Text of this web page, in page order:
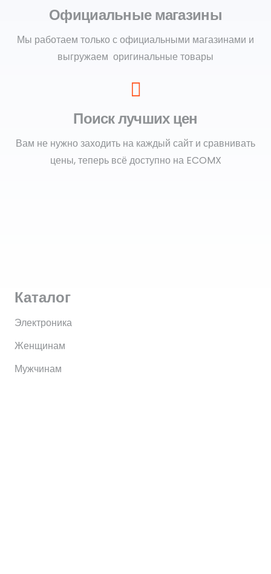
Официальные магазины
Мы работаем только с официальными магазинами и
выгружаем оригинальные товары
Поиск лучших цен
Вам не нужно заходить на каждый сайт и сравнивать
цены, теперь всё доступно на ECOMX
Каталог
Электроника
Женщинам
Мужчинам